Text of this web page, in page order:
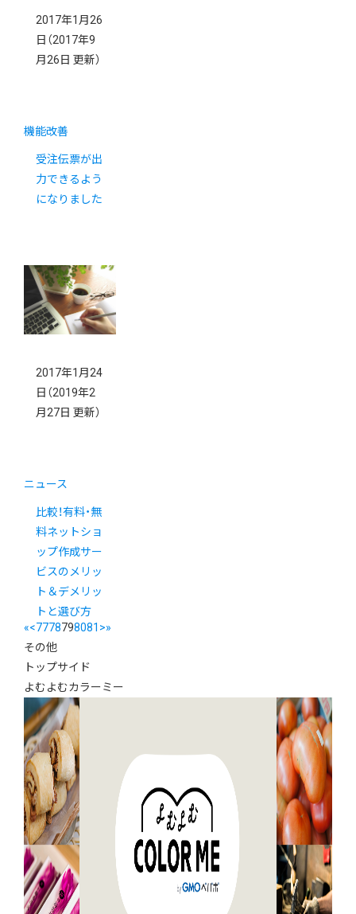
2017年1月26
日 （2017年9
月26日 更新）
機能改善
受注伝票が出
力できるよう
になりました
2017年1月24
日 （2019年2
月27日 更新）
ニュース
比較！有料・無
料ネットショ
ップ作成サー
ビスのメリッ
ト＆デメリッ
トと選び方
«<7778798081 >»
その他
トップサイド
よむよむカラーミー